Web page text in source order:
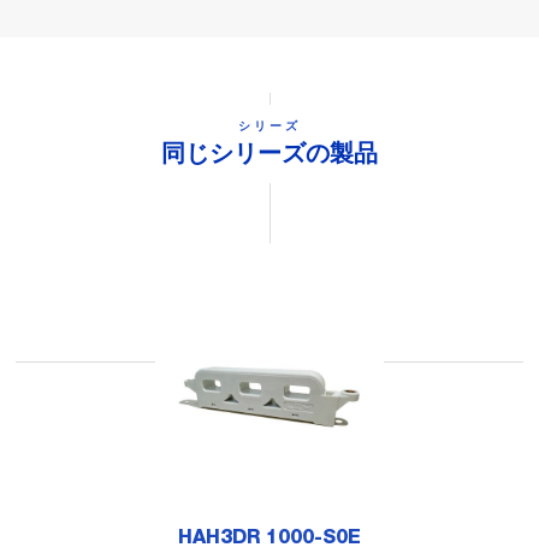
シリーズ
同じシリーズの製品
HAH3DR 1000-S0E